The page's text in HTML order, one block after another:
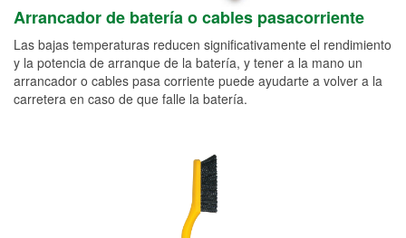
Arrancador de batería o cables pasacorriente
Las bajas temperaturas reducen significativamente el rendimiento
y la potencia de arranque de la batería, y tener a la mano un
arrancador o cables pasa corriente puede ayudarte a volver a la
carretera en caso de que falle la batería.